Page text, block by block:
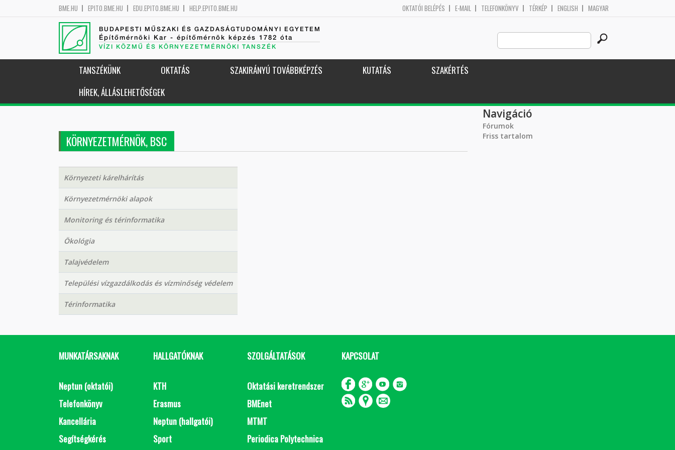
BME.HU EPITO.BME.HU EDU.EPITO.BME.HU HELP.EPITO.BME.HU OKTATÓI BELÉPÉS E-MAIL TELEFONKÖNYV TÉRKÉP ENGLISH MAGYAR
BUDAPESTI MŰSZAKI ÉS GAZDASÁGTUDOMÁNYI EGYETEM
Építőmérnöki Kar - építőmérnök képzés 1782 óta
VÍZI KÖZMŰ ÉS KÖRNYEZETMÉRNÖKI TANSZÉK
Search
this
site
TANSZÉKÜNK OKTATÁS SZAKIRÁNYÚ TOVÁBBKÉPZÉS KUTATÁS
SZAKÉRTÉS
HÍREK, ÁLLÁSLEHETŐSÉGEK
KÖRNYEZETMÉRNÖK, BSC
Környezeti kárelhárítás
Környezetmérnöki alapok
Monitoring és térinformatika
Ökológia
Talajvédelem
Települési vízgazdálkodás és vízminőség védelem
Térinformatika
Navigáció
Fórumok
Friss tartalom
MUNKATÁRSAKNAK
Neptun (oktatói)
Telefonkönyv
Kancellária
Segítségkérés
HALLGATÓKNAK
KTH
Erasmus
Neptun (hallgatói)
Sport
SZOLGÁLTATÁSOK
Oktatási keretrendszer
BMEnet
MTMT
Periodica Polytechnica
KAPCSOLAT